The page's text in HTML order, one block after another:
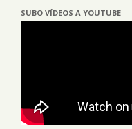
SUBO VÍDEOS A YOUTUBE